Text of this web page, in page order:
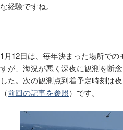
な経験ですね。
1月12日は、毎年決まった場所で
すが、海況が悪く深夜に観測を断
した。次の観測点到着予定時刻は
（前回の記事を参照）です。